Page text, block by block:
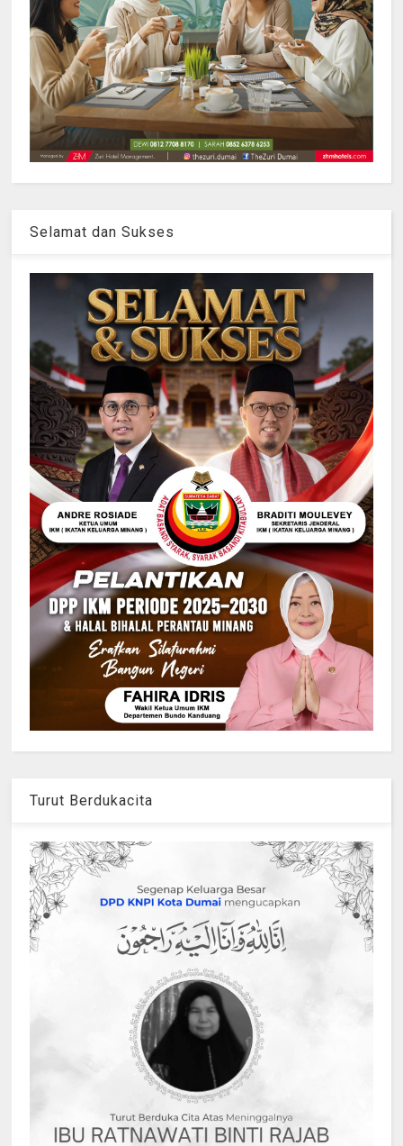
Selamat dan Sukses
Turut Berdukacita